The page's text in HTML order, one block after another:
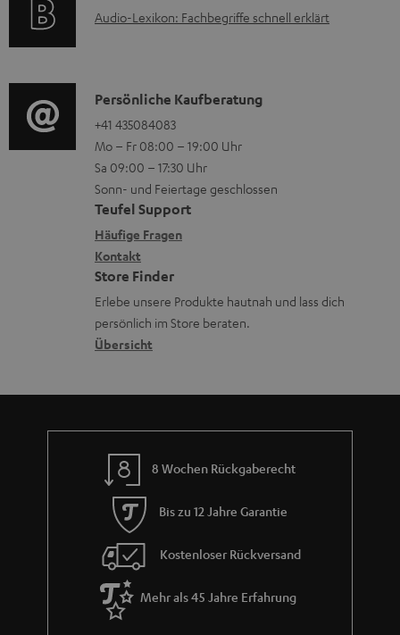
l
a
d
e
n
i
e
n
z
u
m
V
e
r
s
a
d
r
t
i
o
n
e
n
z
u
r
G
r
a
A
i
o
-
L
e
x
i
k
o
n
Audio-Lexikon: Fachbegriffe schnell erklärt
K
o
n
t
a
k
t
d
a
t
n
Persönliche Kaufberatung
+41 435084083
Mo – Fr 08:00 – 19:00 Uhr
Sa 09:00 – 17:30 Uhr
Sonn- und Feiertage geschlossen
Teufel Support
Häufige Fragen
Kontakt
Store Finder
Erlebe unsere Produkte hautnah und lass dich
persönlich im Store beraten.
Übersicht
8 Wochen Rückgaberecht
Bis zu 12 Jahre Garantie
Kostenloser Rückversand
Mehr als 45 Jahre Erfahrung